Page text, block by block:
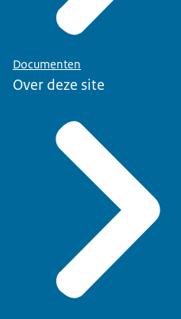
Documenten
Over deze site